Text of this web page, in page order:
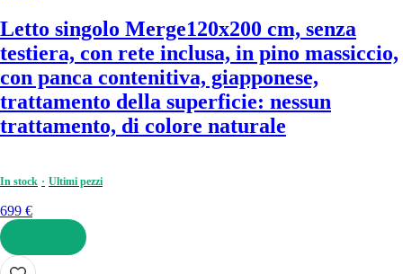
Letto singolo Merge120x200 cm, senza
testiera, con rete inclusa, in pino massiccio,
con panca contenitiva, giapponese,
trattamento della superficie: nessun
trattamento, di colore naturale
In stock Ultimi pezzi
699 €
AGGIUNGI